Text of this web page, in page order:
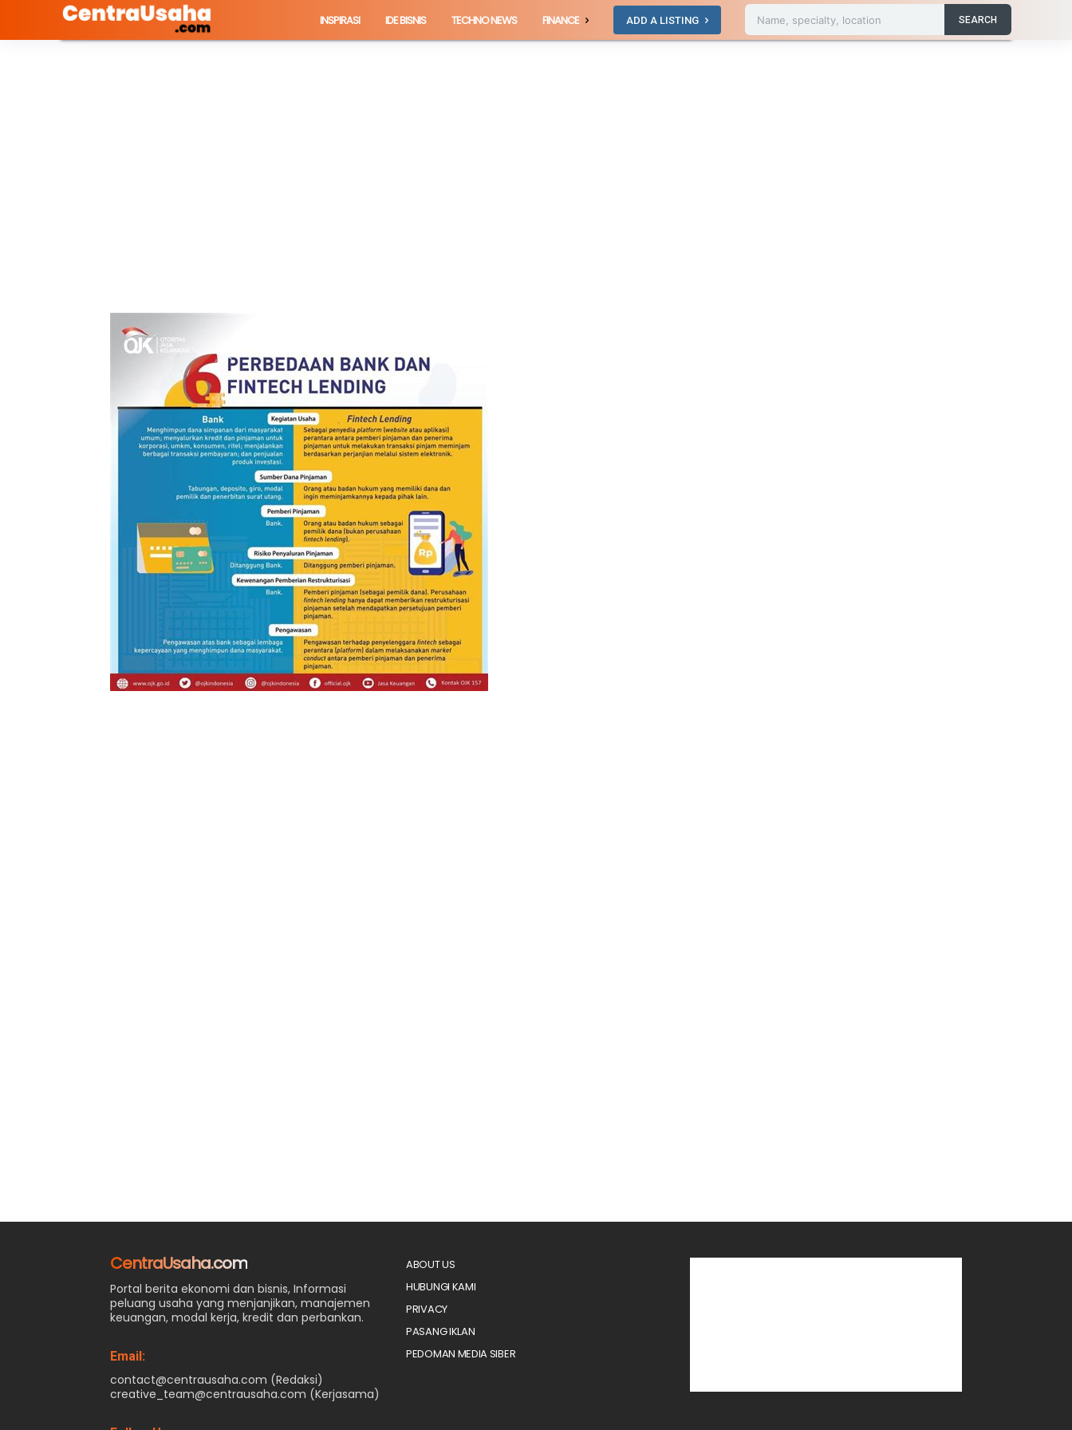
INSPIRASI IDE BISNIS TECHNO NEWS FINANCE ADD A LISTING Name, specialty, location SEARCH
CentraUsaha.com
Portal berita ekonomi dan bisnis, Informasi
peluang usaha yang menjanjikan, manajemen
keuangan, modal kerja, kredit dan perbankan.
Email:
contact@centrausaha.com (Redaksi)
creative_team@centrausaha.com (Kerjasama)
ABOUT US
HUBUNGI KAMI
PRIVACY
PASANG IKLAN
PEDOMAN MEDIA SIBER